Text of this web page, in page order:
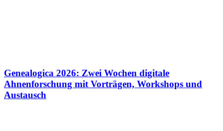
Genealogica 2026: Zwei Wochen digitale
Ahnenforschung mit Vorträgen, Workshops und
Austausch